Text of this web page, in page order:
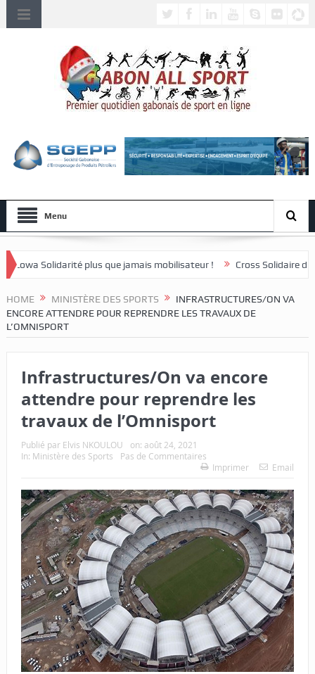
Menu
que jamais mobilisateur ! Cross Solidaire de Lébamba/
HOME MINISTÈRE DES SPORTS
INFRASTRUCTURES/ON VA
ENCORE ATTENDRE POUR REPRENDRE LES TRAVAUX DE
L’OMNISPORT
Infrastructures/On va encore
attendre pour reprendre les
travaux de l’Omnisport
Publié par Elvis NKOULOU on: août 24, 2021
In: Ministère des Sports
Pas de Commentaires
Imprimer
Email